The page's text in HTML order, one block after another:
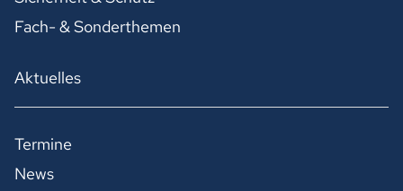
Fach- & Sonderthemen
Aktuelles
Termine
News